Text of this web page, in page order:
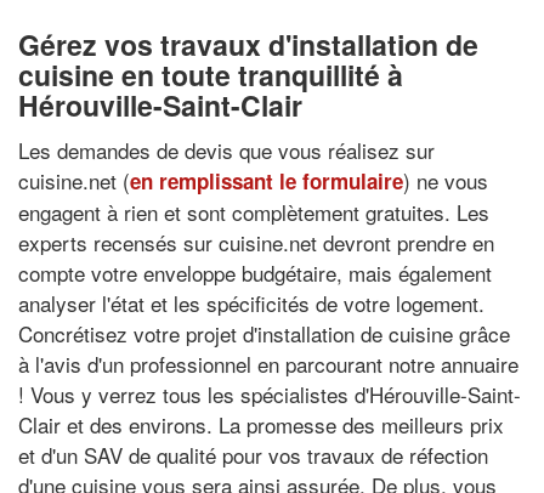
Gérez vos travaux d'installation de
cuisine en toute tranquillité à
Hérouville-Saint-Clair
Les demandes de devis que vous réalisez sur
cuisine.net (en remplissant le formulaire) ne vous
engagent à rien et sont complètement gratuites. Les
experts recensés sur cuisine.net devront prendre en
compte votre enveloppe budgétaire, mais également
analyser l'état et les spécificités de votre logement.
Concrétisez votre projet d'installation de cuisine grâce
à l'avis d'un professionnel en parcourant notre annuaire
! Vous y verrez tous les spécialistes d'Hérouville-Saint-
Clair et des environs. La promesse des meilleurs prix
et d'un SAV de qualité pour vos travaux de réfection
d'une cuisine vous sera ainsi assurée. De plus, vous